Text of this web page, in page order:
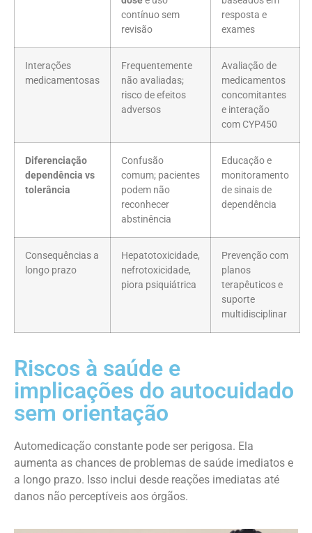
contínuo sem
revisão
resposta e
exames
Interações
medicamentosas
Frequentemente
não avaliadas;
risco de efeitos
adversos
Avaliação de
medicamentos
concomitantes
e interação
com CYP450
Diferenciação
dependência vs
tolerância
Confusão
comum; pacientes
podem não
reconhecer
abstinência
Educação e
monitoramento
de sinais de
dependência
Consequências a
longo prazo
Hepatotoxicidade,
nefrotoxicidade,
piora psiquiátrica
Prevenção com
planos
terapêuticos e
suporte
multidisciplinar
Riscos à saúde e
implicações do autocuidado
sem orientação
Automedicação constante pode ser perigosa. Ela
aumenta as chances de problemas de saúde imediatos e
a longo prazo. Isso inclui desde reações imediatas até
danos não perceptíveis aos órgãos.